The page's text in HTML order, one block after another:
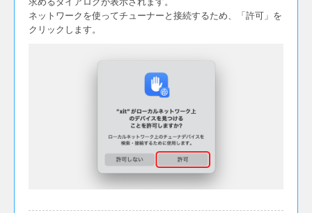
ネットワークを使ってチューナーと接続するため、「許可」を
クリックします。